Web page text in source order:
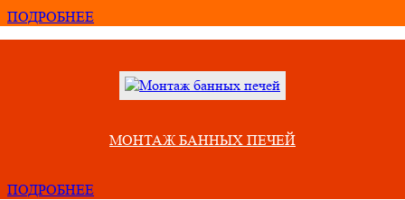
ПОДРОБНЕЕ
МОНТАЖ БАННЫХ ПЕЧЕЙ
ПОДРОБНЕЕ